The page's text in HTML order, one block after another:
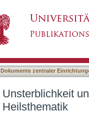
Dokumente zentraler
Unsterblichkeit
Heilsthematik